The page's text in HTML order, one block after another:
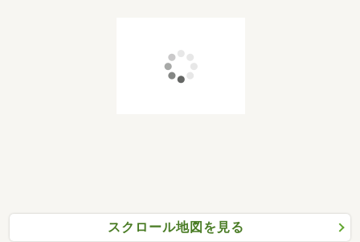
スクロール地図を見る